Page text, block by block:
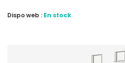
Dispo web : En stock